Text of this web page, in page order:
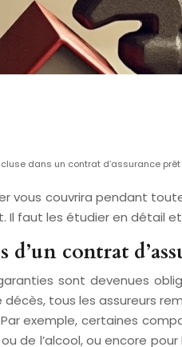
dans un contrat d’assurance
vous couvrira pendant
Il faut les étudier en détail
d’un contrat
sont devenues
décès, tous les assureurs
exemple, certaines
de l’alcool, ou encore